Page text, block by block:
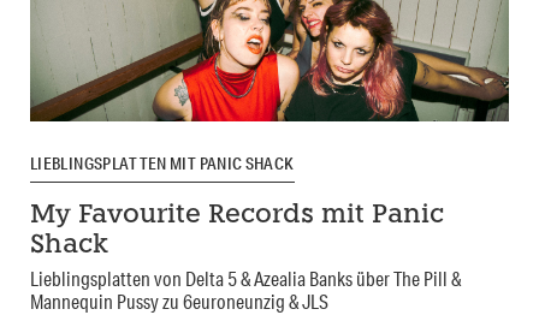
LIEBLINGSPLATTEN MIT PANIC SHACK
My Favourite Records mit Panic
Shack
Lieblingsplatten von Delta 5 & Azealia Banks über The Pill &
Mannequin Pussy zu 6euroneunzig & JLS